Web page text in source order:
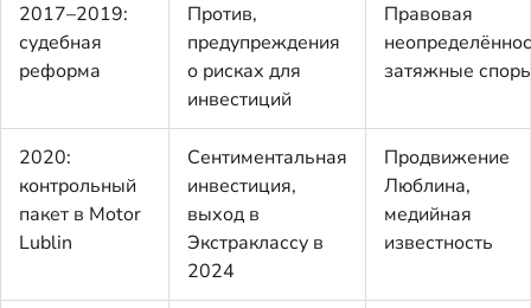
2017–2019:
судебная
реформа
Против,
предупреждения
о рисках для
инвестиций
Правовая
затяжные
2020:
контрольный
пакет в Motor
Lublin
Сентиментальная
инвестиция,
выход в
Экстраклассу в
2024
Продвижение
Люблина,
медийная
известность